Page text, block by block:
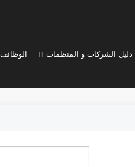
دليل الشركات و المنظمات الوظائف